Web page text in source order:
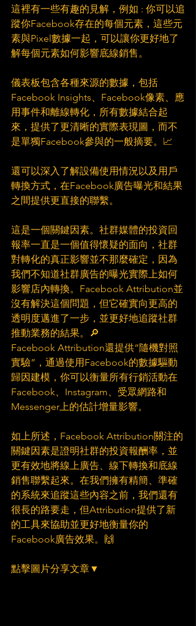
這裡有一些有趣的見解，例如 : 你可以追
蹤你Facebook存在的每個元素，這些元
素與Pixel數據一起，可以讓你更好地了
解每個元素如何影響底線銷售。
儀表板包含各種來源的數據，包括
Facebook Insights、Facebook像素、應
用事件和離線轉化，所有數據結合起
來，提供了更清晰的實際表現圖，而不
是單獨Facebook參與的一般摘要。📈
還可以深入了解設備使用情況以及用戶
轉換方式，在Facebook廣告曝光和結果
之間提供更直接的聯繫。
這是一個關鍵因素。社群媒體的投資回
報率一直是一個值得懷疑的面向，社群
對轉化的真正影響並不那麼確定，因為
我們不知道社群廣告的曝光實際上如何
影響店內轉換。Facebook Attribution並
沒有解決這個問題，但它確實向更高的
透明度邁進了一步，並更好地追蹤社群
推動業務的結果。🔎
Facebook Attribution還提供“隨機對照
實驗”，通過使用Facebook的數據驅動
歸因建模，你可以衡量所有行銷活動在
Facebook、Instagram、受眾網路和
Messenger上的估計增量影響。
如上所述，Facebook Attribution關注的
關鍵因素是證明社群的投資報酬率，並
更有效地將線上廣告、線下轉換和底線
銷售聯繫起來。在我們擁有精簡、準確
的系統來追蹤這些內容之前，我們還有
很長的路要走，但Attribution提供了新
的工具來協助並更好地衡量你的
Facebook廣告效果。🙌
點擊圖片分享文章▼